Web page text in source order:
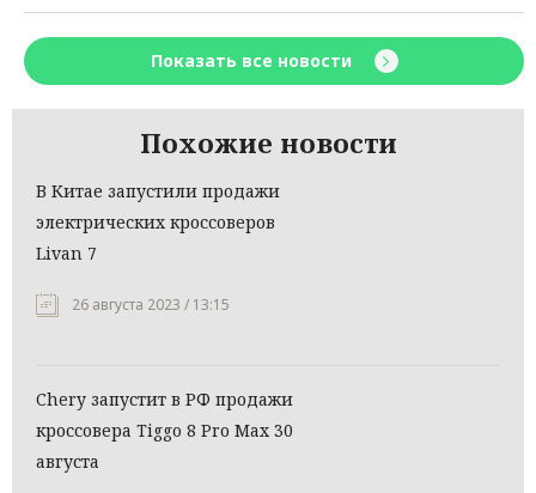
Показать все новости
Похожие новости
В Китае запустили продажи
электрических кроссоверов
Livan 7
26 августа 2023 / 13:15
Chery запустит в РФ продажи
кроссовера Tiggo 8 Pro Max 30
августа